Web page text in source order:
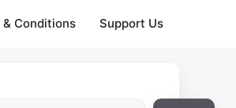
& Conditions Support Us